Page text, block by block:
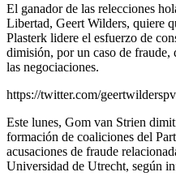
El ganador de las relecciones
Libertad, Geert Wilders, quiere
Plasterk lidere el esfuerzo de
dimisión, por un caso de fraude,
las negociaciones.
https://twitter.com/
Este lunes, Gom van Strien
formación de coaliciones del
acusaciones de fraude
Universidad de Utrecht, según